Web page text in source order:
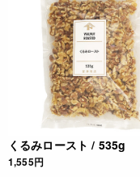
召し上がり下さい。
* 脱酸素剤を取り除
◆商品の在庫・販売状
・諸事情により、予
予めご了承ください。
・当サイトに掲載さ
ても必ずしも在庫を
ください。
くるみロースト / 535g
1,555円